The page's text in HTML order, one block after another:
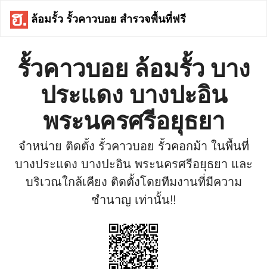
ล้อมรั้ว รั้วคาวบอย สำรวจพื้นที่ฟรี
รั้วคาวบอย ล้อมรั้ว บาง
ประแดง บางปะอิน
พระนครศรีอยุธยา
จำหน่าย ติดตั้ง รั้วคาวบอย รั้วคอกม้า ในพื้นที่
บางประแดง บางปะอิน พระนครศรีอยุธยา และ
บริเวณใกล้เคียง ติดตั้งโดยทีมงานที่มีความ
ชำนาญ เท่านั้น!!